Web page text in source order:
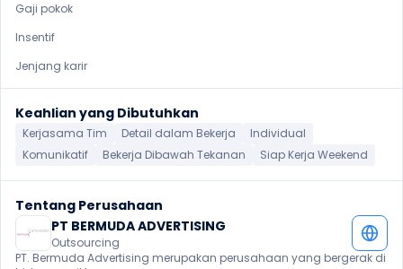
Gaji pokok
Insentif
Jenjang karir
Keahlian yang Dibutuhkan
Kerjasama Tim Detail dalam Bekerja
Individual
Komunikatif
Bekerja Dibawah Tekanan Siap Kerja Weekend
Tentang Perusahaan
PT BERMUDA ADVERTISING
Outsourcing
PT. Bermuda Advertising merupakan perusahaan yang bergerak di